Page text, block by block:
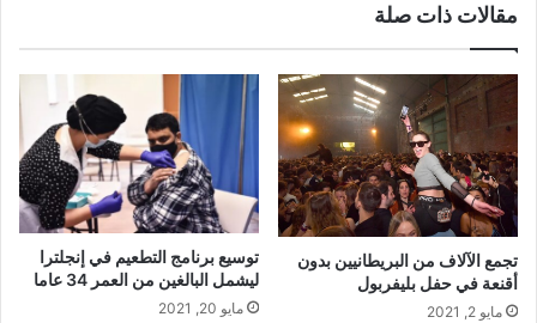
مقالات ذات صلة
تجمع الآلاف من البريطانيين بدون
أقنعة في حفل بليفربول
مايو 2, 2021
توسيع برنامج التطعيم في إنجلترا
ليشمل البالغين من العمر 34 عاما
مايو 20, 2021